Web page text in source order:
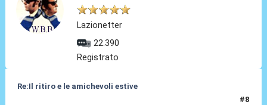
Lazionetter
22.390
Registrato
Re:Il ritiro e le amichevoli estive
#8